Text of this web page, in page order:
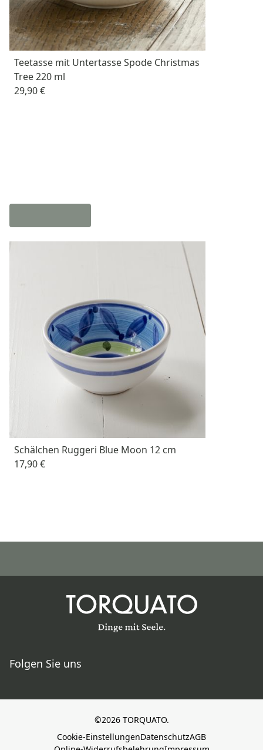
Teetasse mit Untertasse Spode Christmas
Tree 220 ml
29,90 €
Schälchen Ruggeri Blue Moon 12 cm
17,90 €
Folgen Sie uns
©2026 TORQUATO.
Cookie-EinstellungenDatenschutzAGB